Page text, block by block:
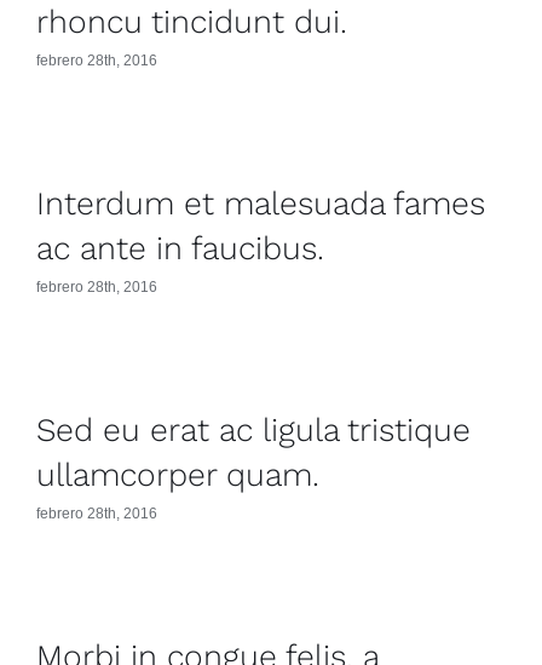
rhoncu tincidunt dui.
febrero 28th, 2016
Interdum et malesuada fames
ac ante in faucibus.
febrero 28th, 2016
Sed eu erat ac ligula tristique
ullamcorper quam.
febrero 28th, 2016
Morbi in congue felis, a